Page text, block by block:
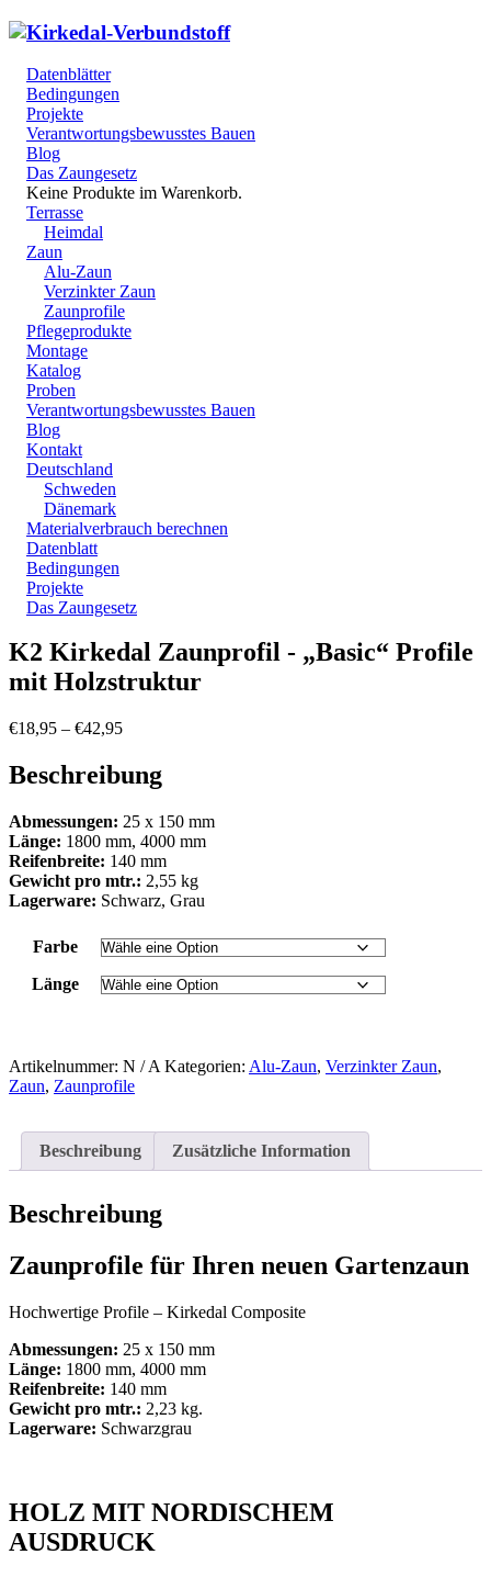
Datenblätter
Bedingungen
Projekte
Verantwortungsbewusstes Bauen
Blog
Das Zaungesetz
Keine Produkte im Warenkorb.
Terrasse
Heimdal
Zaun
Alu-Zaun
Verzinkter Zaun
Zaunprofile
Pflegeprodukte
Montage
Katalog
Proben
Verantwortungsbewusstes Bauen
Blog
Kontakt
Deutschland
Schweden
Dänemark
Materialverbrauch berechnen
Datenblatt
Bedingungen
Projekte
Das Zaungesetz
K2 Kirkedal Zaunprofil - „Basic“ Profile
mit Holzstruktur
€18,95 – €42,95Preisspanne:
€42,95
Beschreibung
Abmessungen: 25 x 150 mm
Länge: 1800 mm, 4000 mm
Reifenbreite: 140 mm
Gewicht pro mtr.: 2,55 kg
Lagerware: Schwarz, Grau
Farbe
Länge
Artikelnummer: N / A Kategorien: Alu-Zaun, Verzinkter Zaun,
Zaun, Zaunprofile
Beschreibung Zusätzliche Information
Beschreibung
Zaunprofile für Ihren neuen Gartenzaun
Hochwertige Profile – Kirkedal Composite
Abmessungen: 25 x 150 mm
Länge: 1800 mm, 4000 mm
Reifenbreite: 140 mm
Gewicht pro mtr.: 2,23 kg.
Lagerware: Schwarzgrau
HOLZ MIT NORDISCHEM
AUSDRUCK